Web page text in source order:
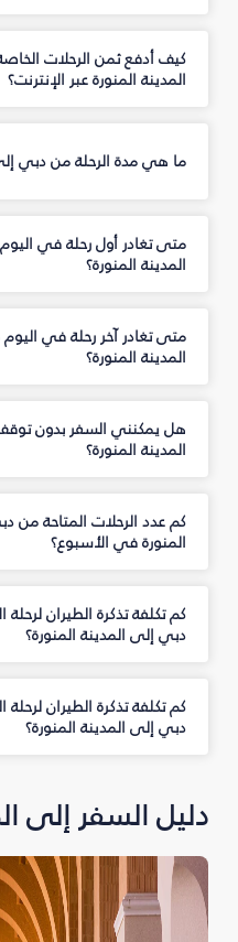
كيف أدفع ثمن الرحلات
المدينة المنورة عبر الإنترنت؟
ما هي مدة الرحلة من دبي
متى تغادر أول رحلة في
المدينة المنورة؟
متى تغادر آخر رحلة في
المدينة المنورة؟
هل يمكنني السفر بدون
المدينة المنورة؟
كم عدد الرحلات المتاحة من
المنورة في الأسبوع؟
كم تكلفة تذكرة الطيران لرحلة
دبي إلى المدينة المنورة؟
كم تكلفة تذكرة الطيران
دبي إلى المدينة المنورة؟
دليل السفر إلى